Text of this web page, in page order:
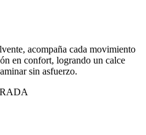
acompaña cada movimiento
en confort, logrando un calce
sin asfuerzo.